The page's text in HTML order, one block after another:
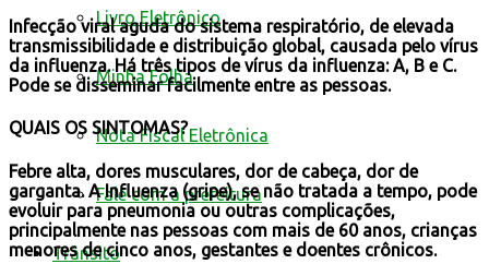
Livro Eletrônico
Minha Folha
Nota Fiscal Eletrônica
Fale com a prefeitura
Trânsito
Infecção viral aguda do sistema respiratório, de elevada
transmissibilidade e distribuição global, causada pelo vírus
da influenza. Há três tipos de vírus da influenza: A, B e C.
Pode se disseminar facilmente entre as pessoas.
QUAIS OS SINTOMAS?
Febre alta, dores musculares, dor de cabeça, dor de
garganta. A Influenza (gripe), se não tratada a tempo, pode
evoluir para pneumonia ou outras complicações,
principalmente nas pessoas com mais de 60 anos, crianças
menores de cinco anos, gestantes e doentes crônicos.